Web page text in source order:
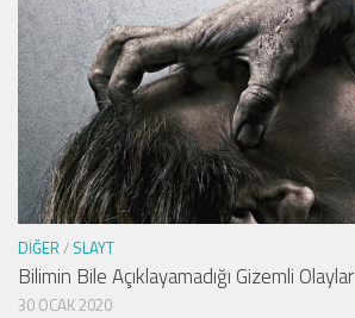
DIĞER / SLAYT
Bilimin Bile Açıklayamadığı Gizemli Olaylar
30 OCAK 2020